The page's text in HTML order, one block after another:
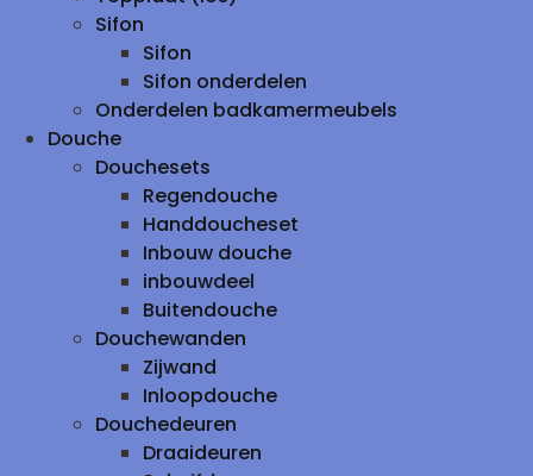
Sifon
Sifon
Sifon onderdelen
Onderdelen badkamermeubels
Douche
Douchesets
Regendouche
Handdoucheset
Inbouw douche
inbouwdeel
Buitendouche
Douchewanden
Zijwand
Inloopdouche
Douchedeuren
Draaideuren